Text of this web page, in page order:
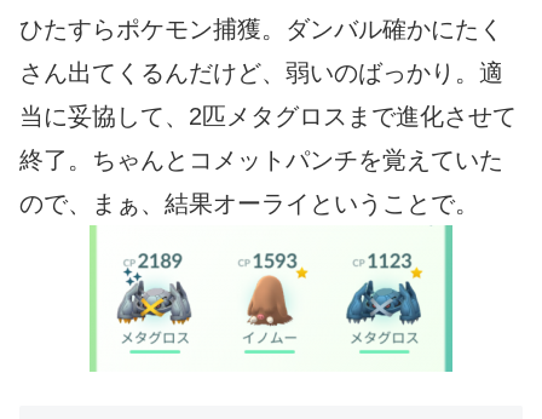
ひたすらポケモン捕獲。ダンバル確かにたく
さん出てくるんだけど、弱いのばっかり。適
当に妥協して、2匹メタグロスまで進化させて
終了。ちゃんとコメットパンチを覚えていた
ので、まぁ、結果オーライということで。